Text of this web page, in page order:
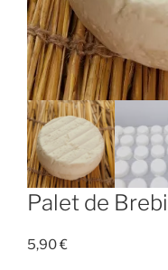
Palet de
5,90€